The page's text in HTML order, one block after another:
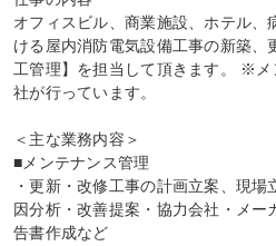
オフィスビル、商業施設、ホテル、
ける屋内消防電気設備工事の新築、
工管理】を担当して頂きます。 ※
社が行っています。
＜主な業務内容＞
■メンテナンス管理
・更新・改修工事の計画立案、現
因分析・改善提案・協力会社・メー
告書作成など